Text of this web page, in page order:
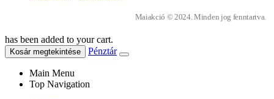
Maiakció © 2024. Minden jog fenntartva.
has been added to your cart.
Kosár megtekintése Pénztár
Main Menu
Top Navigation